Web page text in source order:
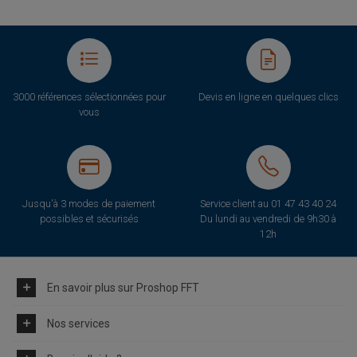
3000 références sélectionnées pour
vous
Devis en ligne en quelques clics
Jusqu'à 3 modes de paiement
possibles et sécurisés
Service client au 01 47 43 40 24
Du lundi au vendredi de 9h30 à
12h
En savoir plus sur Proshop FFT
Nos services